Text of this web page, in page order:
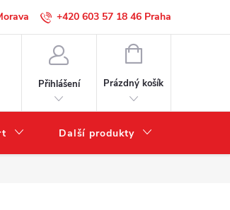
+420 603 57 18 46
Přihlášení
NÁKUPNÍ
Prázdný košík
Další produkty